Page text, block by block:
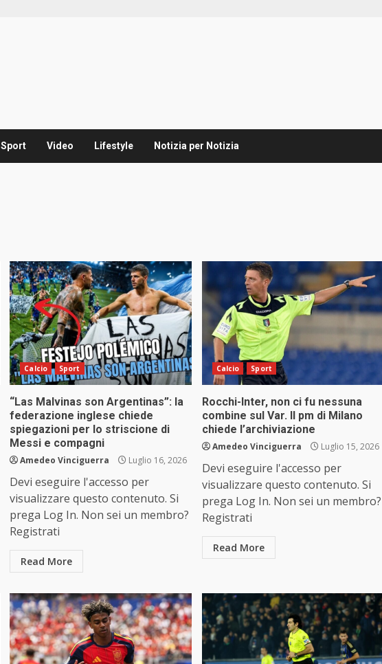
Sport Video Lifestyle Notizia per Notizia
Calcio Sport
“Las Malvinas son Argentinas”: la
federazione inglese chiede
spiegazioni per lo striscione di
Messi e compagni
Amedeo Vinciguerra Luglio 16, 2026
Devi eseguire l'accesso per
visualizzare questo contenuto. Si
prega Log In. Non sei un membro?
Registrati
Read More
Calcio Sport
Rocchi-Inter, non ci fu nessuna
combine sul Var. Il pm di Milano
chiede l’archiviazione
Amedeo Vinciguerra Luglio 15, 2026
Devi eseguire l'accesso per
visualizzare questo contenuto. Si
prega Log In. Non sei un membro?
Registrati
Read More